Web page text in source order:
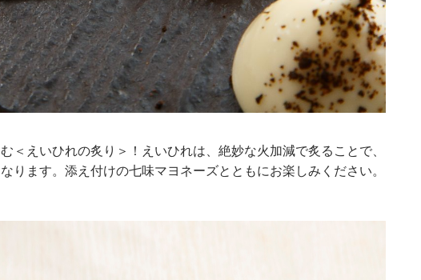
＜えいひれの炙り＞！えいひれは、絶妙な火加減で炙ることで、
ります。添え付けの七味マヨネーズとともにお楽しみください。